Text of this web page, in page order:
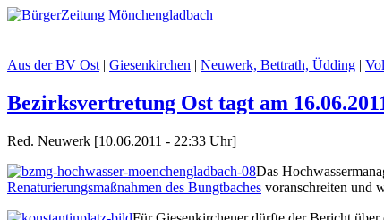
Aus der BV Ost | Giesenkirchen | Neuwerk, Bettrath, Üdding |
Bezirksvertretung Ost tagt am
Red. Neuwerk [10.06.2011 - 22:33 Uhr]
Das
Renaturierungsmaßnahmen des Bungtbaches voranschreiten und